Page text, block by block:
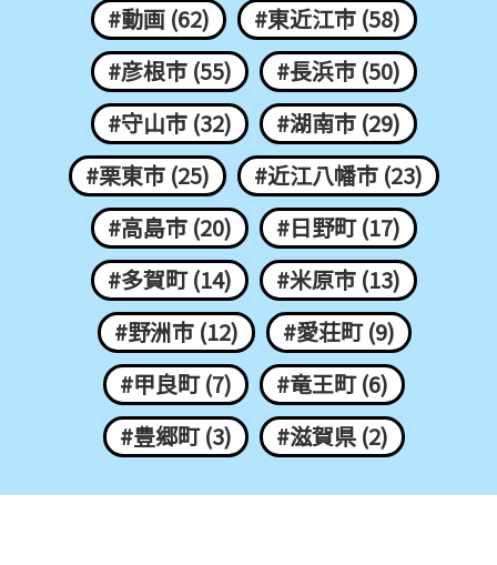
#動画 (62)
#東近江市 (58)
#彦根市 (55)
#長浜市 (50)
#守山市 (32)
#湖南市 (29)
#栗東市 (25)
#近江八幡市 (23)
#高島市 (20)
#日野町 (17)
#多賀町 (14)
#米原市 (13)
#野洲市 (12)
#愛荘町 (9)
#甲良町 (7)
#竜王町 (6)
#豊郷町 (3)
#滋賀県 (2)